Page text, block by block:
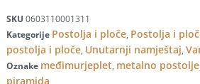
SKU 0603110001311
Kategorije Postolja i ploče, Postolja i
postolja i ploče, Unutarnji namještaj,
Oznake međimurjeplet, metalno postolje,
piramida